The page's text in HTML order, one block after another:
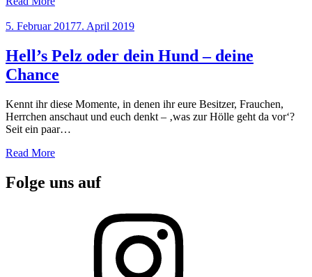
Posted
5. Februar 20177. April 2019
Hell’s Pelz oder dein Hund – deine
Chance
Kennt ihr diese Momente, in denen ihr eure Besitzer, Frauchen,
Herrchen anschaut und euch denkt – ‚was zur Hölle geht da vor‘?
Seit ein paar…
Read More
Folge uns auf